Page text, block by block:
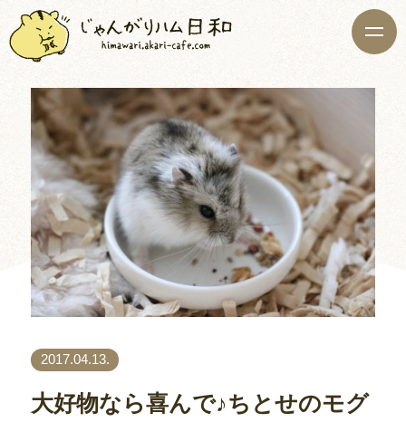
2017.04.13.
大好物なら喜んで♪ちとせのモグ